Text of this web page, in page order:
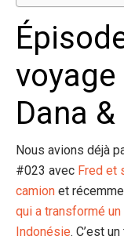
voyage
Dana
Nous avions déjà
#023 avec Fred et
camion et
qui a transformé
Indonésie. C’est